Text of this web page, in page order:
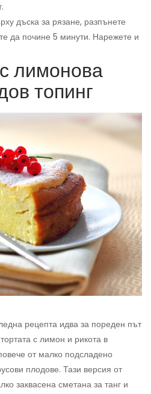
дъска за рязане, разпънете
да почине 5 минути. Нарежете и
лимонова
топинг
рецепта идва за пореден път
с лимон и рикота в
от малко подсладено
плодове. Тази версия от
заквасена сметана за танг и